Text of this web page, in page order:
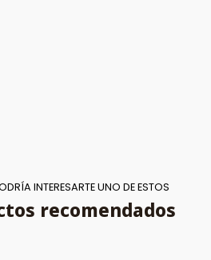
INTERESARTE UNO DE ESTOS
recomendados